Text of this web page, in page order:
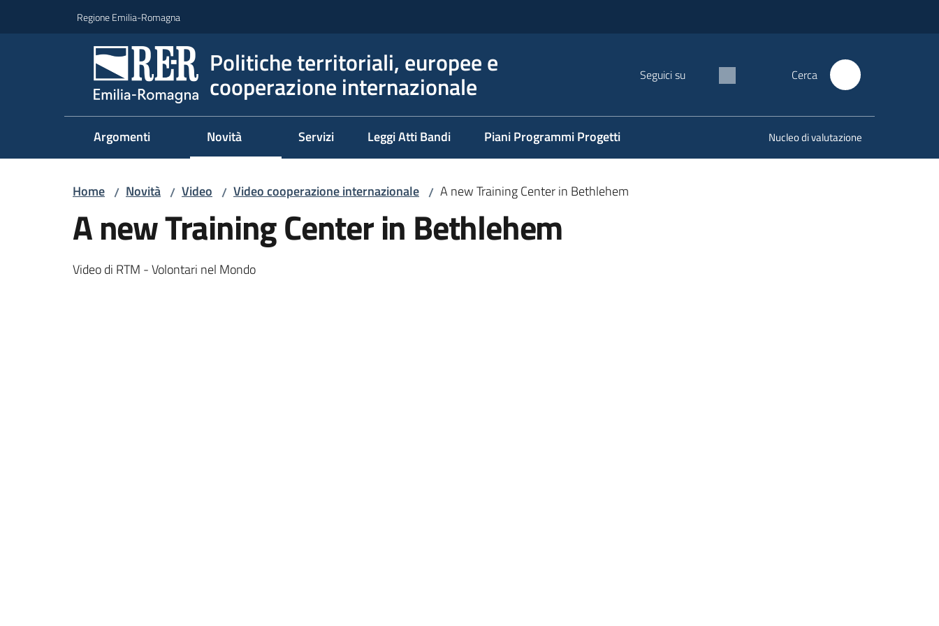
Regione Emilia-Romagna
Politiche territoriali, europee e
cooperazione internazionale Seguici su Cerca
Argomenti Novità Servizi Leggi Atti Bandi Piani Programmi Progetti Nucleo di valutazione
Home / Novità / Video / Video cooperazione internazionale / A new Training Center in Bethlehem
A new Training Center in Bethlehem
Video di RTM - Volontari nel Mondo